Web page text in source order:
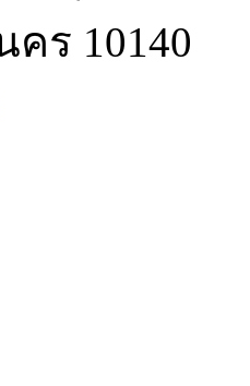
ร 10140